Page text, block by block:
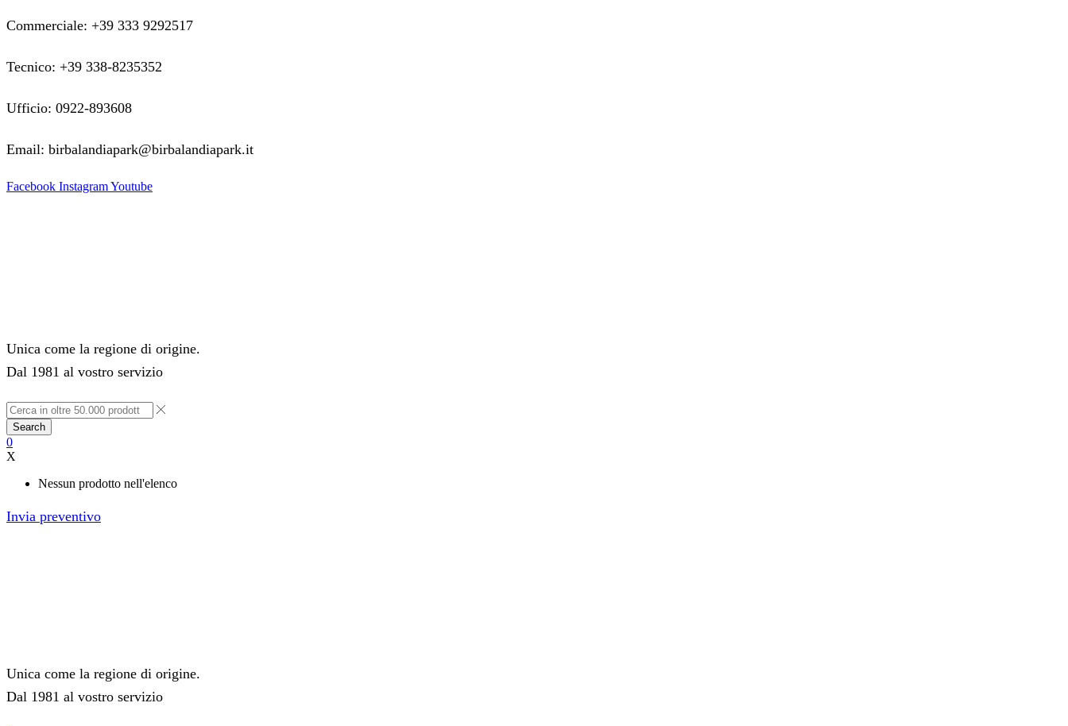
Commerciale: +39 333 9292517
Tecnico: +39 338-8235352
Ufficio: 0922-893608
Email: birbalandiapark@birbalandiapark.it
Facebook InstagramYoutube
Unica come la regione di origine.
Dal 1981 al vostro servizio
Search
0
X
Nessun prodotto nell'elenco
Invia preventivo
Unica come la regione di origine.
Dal 1981 al vostro servizio